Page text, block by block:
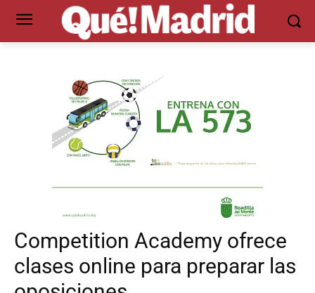
Competition Academy ofrece
clases online para preparar las